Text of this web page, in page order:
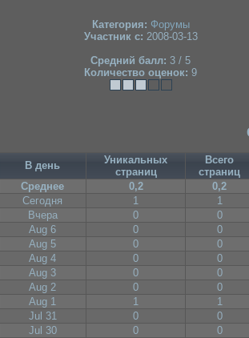
Категория: Форумы
Участник с: 2008-03-13
Средний балл: 3 / 5
Количество оценок: 9
В день
Уникальных
страниц
Всего
страниц
Среднее
0,2
0,2
Сегодня
1
1
Вчера
0
0
Aug 6
0
0
Aug 5
0
0
Aug 4
0
0
Aug 3
0
0
Aug 2
0
0
Aug 1
1
1
Jul 31
0
0
Jul 30
0
0